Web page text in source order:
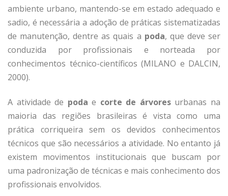
ambiente urbano, mantendo-se em estado adequado e
sadio, é necessária a adoção de práticas sistematizadas
de manutenção, dentre as quais a poda, que deve ser
conduzida por profissionais e norteada por
conhecimentos técnico-científicos (MILANO e DALCIN,
2000).
A atividade de podae corte de árvoresurbanas na
maioria das regiões brasileiras é vista como uma
prática corriqueira sem os devidos conhecimentos
técnicos que são necessários a atividade. No entanto já
existem movimentos institucionais que buscam por
uma padronização de técnicas e mais conhecimento dos
profissionais envolvidos.